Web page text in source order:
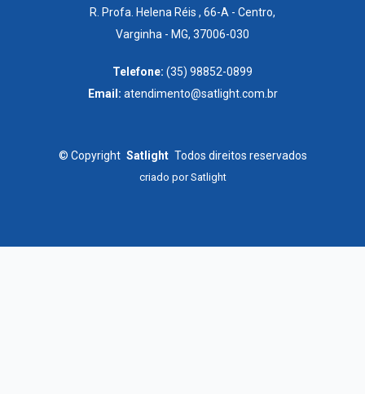
R. Profa. Helena Réis , 66-A - Centro,
Varginha - MG, 37006-030
Telefone: (35) 98852-0899
Email: atendimento@satlight.com.br
© Copyright Satlight Todos direitos reservados
criado porSatlight